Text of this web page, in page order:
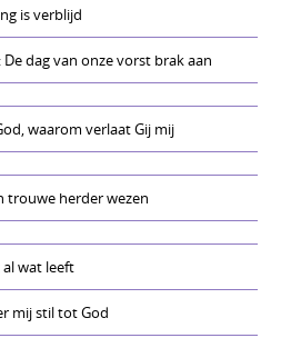
is verblijd
De dag van onze vorst brak aan
waarom verlaat Gij mij
trouwe herder wezen
al wat leeft
mij stil tot God